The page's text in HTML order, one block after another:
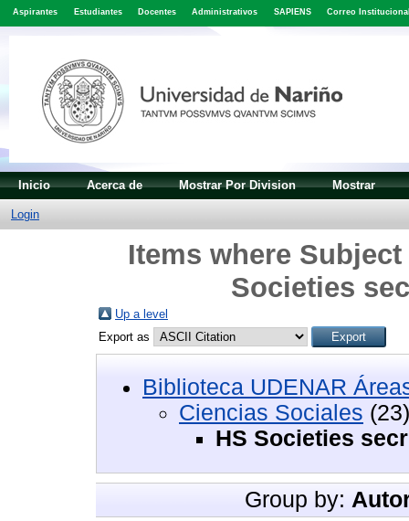
Aspirantes Estudiantes Docentes Administrativos SAPIENS Correo
Inicio Acerca de Mostrar Por Division Mostrar
Login
Items where
Societies
Up a level
Export as
Biblioteca UDENAR
Ciencias Sociales (23)
HS Societies
Group by: